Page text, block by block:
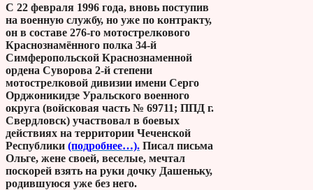
С 22 февраля 1996 года, вновь поступив
на военную службу, но уже по контракту,
он в составе 276-го мотострелкового
Краснознамённого полка 34-й
Симферопольской Краснознаменной
ордена Суворова 2-й степени
мотострелковой дивизии имени Серго
Орджоникидзе Уральского военного
округа (войсковая часть № 69711; ППД г.
Свердловск) участвовал в боевых
действиях на территории Чеченской
Республики (подробнее…). Писал письма
Ольге, жене своей, веселые, мечтал
поскорей взять на руки дочку Дашеньку,
родившуюся уже без него.